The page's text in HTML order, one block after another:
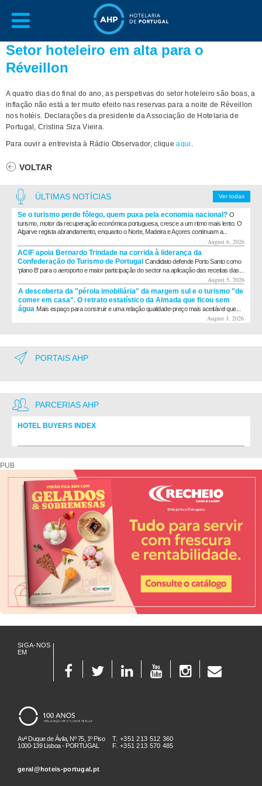
Setor hoteleiro em alta para o
Réveillon
A quatro dias do final do ano, as perspetivas do setor hoteleiro são boas, a
inflação não está a ter muito efeito nas reservas para a noite de Réveillon
nos hotéis. Declarações da presidente da Associação de Hotelaria de
Portugal, Cristina Siza Vieira.
Para ouvir a entrevista à Rádio Observador, cliqueaqui .
VOLTAR
Ver todas
ÚLTIMAS NOTÍCIAS
Se o turismo perde fôlego, quem puxa pela economia nacional? O
turismo, motor da recuperação económica portuguesa, cresce a um ritmo mais lento. O
Algarve regista abrandamento, enquanto o Norte, Madeira e Açores continuam a...
August 6, 2026
ACIF apoia Bernardo Trindade na corrida à liderança da
Confederação do Turismo de Portugal Candidato defende Porto Santo como
‘plano B’ para o aeroporto e maior participação do sector na aplicação das receitas das...
August 5, 2026
A descoberta da "pérola imobiliária" da margem sul e o turismo "de
comer em casa". O retrato estatístico da Almada que ficou sem
água Mais espaço para construir e uma relação qualidade-preço mais aceitável que...
August 3, 2026
PORTAIS AHP
PARCERIAS AHP
HOTEL BUYERS INDEX
PUB
SIGA-NOS
EM
Avª Duque de Ávila, Nº 75, 1º Piso
1000-139 Lisboa - PORTUGAL
T. +351 213 512 360
F. +351 213 570 485
geral@hoteis-portugal.pt